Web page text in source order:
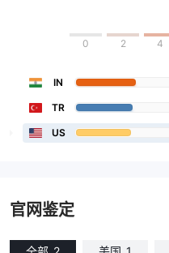
0 2 4
IN
TR
US
官网鉴定